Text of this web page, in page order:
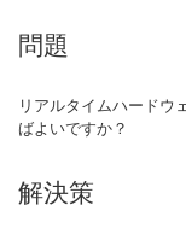
問題
リアルタイムハードウ
ばよいですか？
解決策